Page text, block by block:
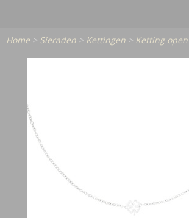
Home > Sieraden > Kettingen > Ketting